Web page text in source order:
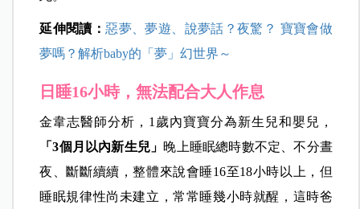
延伸閱讀：惡夢、夢遊、說夢話？夜驚？ 寶寶會做
夢嗎？解析baby的「夢」幻世界～
日睡16小時，無法配合大人作息
金韋志醫師分析，1歲內寶寶分為新生兒和嬰兒，
「3個月以內新生兒」 晚上睡眠總時數不定、不分晝
夜、斷斷續續，整體來說會睡16至18小時以上，但
睡眠規律性尚未建立，常常睡幾小時就醒，這時爸